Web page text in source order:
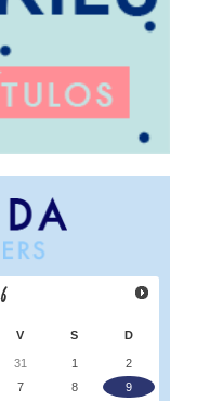
V S D
31 1
2
7 8
9